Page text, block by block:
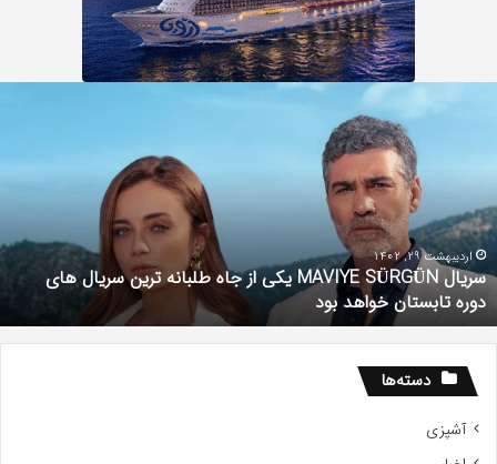
جاه
طلبانه
ترین
سریال
های
دوره
تابستان
خواهد
اردیبهشت 29, 1402
سریال MAVIYE SÜRGÜN یکی از جاه طلبانه ترین سریال های
دوره تابستان خواهد بود
دسته‌ها
آشپزی